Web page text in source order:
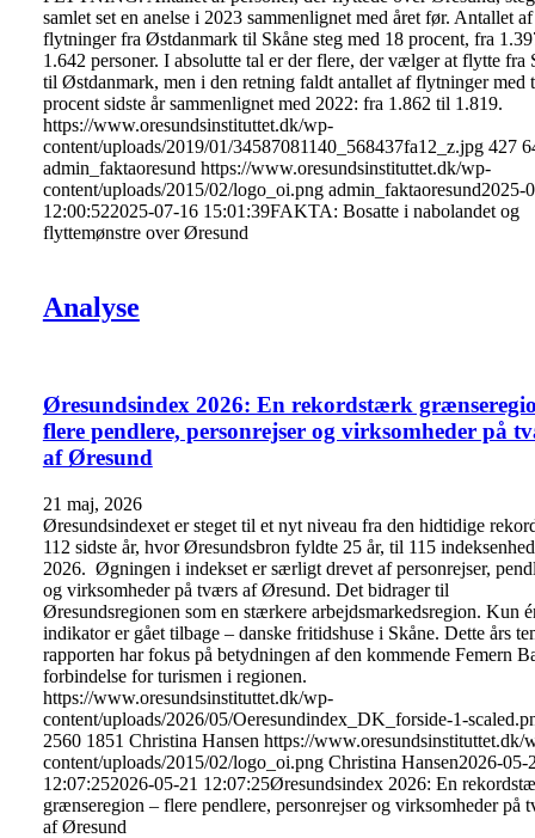
samlet set en anelse i 2023 sammenlignet med året før. Antallet af
flytninger fra Østdanmark til Skåne steg med 18 procent, fra
1.642 personer. I absolutte tal er der flere, der vælger at flytte fra
til Østdanmark, men i den retning faldt antallet af flytninger med
procent sidste år sammenlignet med 2022: fra 1.862 til 1.819.
https://www.oresundsinstituttet.dk/wp-
content/uploads/2019/01/34587081140_568437fa12_z.jpg 427
admin_faktaoresund https://www.oresundsinstituttet.dk/wp-
content/uploads/2015/02/logo_oi.png admin_faktaoresund2025-
12:00:522025-07-16 15:01:39FAKTA: Bosatte i nabolandet og
flyttemønstre over Øresund
Analyse
Øresundsindex 2026: En rekordstærk
flere pendlere, personrejser og virksomheder på
af Øresund
21 maj, 2026
Øresundsindexet er steget til et nyt niveau fra den hidtidige
112 sidste år, hvor Øresundsbron fyldte 25 år, til 115
2026. Øgningen i indekset er særligt drevet af personrejser,
og virksomheder på tværs af Øresund. Det bidrager til
Øresundsregionen som en stærkere arbejdsmarkedsregion. Kun
indikator er gået tilbage – danske fritidshuse i Skåne. Dette års
rapporten har fokus på betydningen af den kommende Femern
forbindelse for turismen i regionen.
https://www.oresundsinstituttet.dk/wp-
content/uploads/2026/05/Oeresundindex_DK_forside-1-
2560 1851 Christina Hansen https://www.oresundsinstituttet.dk/
content/uploads/2015/02/logo_oi.png Christina Hansen2026-05-
12:07:252026-05-21 12:07:25Øresundsindex 2026: En
grænseregion – flere pendlere, personrejser og virksomheder på
af Øresund